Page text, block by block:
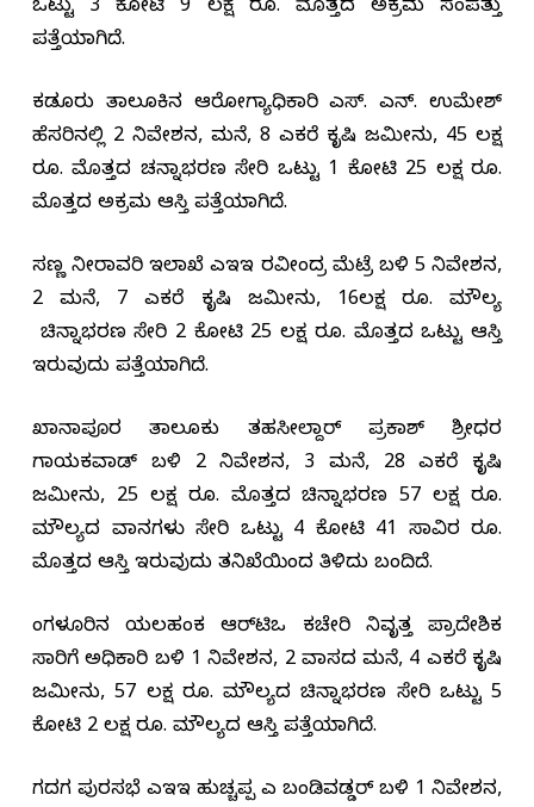
ಒಟ್ಟು 3 ಕೋಟಿ 9 ಲಕ್ಷ ರೂ. ಮೊತ್ತದ ಅಕ್ರಮ ಸಂಪತ್ತು
ಪತ್ತೆಯಾಗಿದೆ.
ಕಡೂರು ತಾಲೂಕಿನ ಆರೋಗ್ಯಾಧಿಕಾರಿ ಎಸ್. ಎನ್. ಉಮೇಶ್
ಹೆಸರಿನಲ್ಲಿ 2 ನಿವೇಶನ, ಮನೆ, 8 ಎಕರೆ ಕೃಷಿ ಜಮೀನು, 45 ಲಕ್ಷ
ರೂ. ಮೊತ್ತದ ಚನ್ನಾಭರಣ ಸೇರಿ ಒಟ್ಟು 1 ಕೋಟಿ 25 ಲಕ್ಷ ರೂ.
ಮೊತ್ತದ ಅಕ್ರಮ ಆಸ್ತಿ ಪತ್ತೆಯಾಗಿದೆ.
ಸಣ್ಣ ನೀರಾವರಿ ಇಲಾಖೆ ಎಇಇ ರವೀಂದ್ರ ಮೆಟ್ರೆ ಬಳಿ 5 ನಿವೇಶನ,
2 ಮನೆ, 7 ಎಕರೆ ಕೃಷಿ ಜಮೀನು, 16ಲಕ್ಷ ರೂ. ಮೌಲ್ಯ
ಚಿನ್ನಾಭರಣ ಸೇರಿ 2 ಕೋಟಿ 25 ಲಕ್ಷ ರೂ. ಮೊತ್ತದ ಒಟ್ಟು ಆಸ್ತಿ
ಇರುವುದು ಪತ್ತೆಯಾಗಿದೆ.
ಖಾನಾಪೂರ ತಾಲೂಕು ತಹಸೀಲ್ದಾರ್ ಪ್ರಕಾಶ್ ಶ್ರೀಧರ
ಗಾಯಕವಾಡ್ ಬಳಿ 2 ನಿವೇಶನ, 3 ಮನೆ, 28 ಎಕರೆ ಕೃಷಿ
ಜಮೀನು, 25 ಲಕ್ಷ ರೂ. ಮೊತ್ತದ ಚಿನ್ನಾಭರಣ 57 ಲಕ್ಷ ರೂ.
ಮೌಲ್ಯದ ವಾನಗಳು ಸೇರಿ ಒಟ್ಟು 4 ಕೋಟಿ 41 ಸಾವಿರ ರೂ.
ಮೊತ್ತದ ಆಸ್ತಿ ಇರುವುದು ತನಿಖೆಯಿಂದ ತಿಳಿದು ಬಂದಿದೆ.
ಬೆಂಗಳೂರಿನ ಯಲಹಂಕ ಆರ್‌ಟಿಒ ಕಚೇರಿ ನಿವೃತ್ತ ಪ್ರಾದೇಶಿಕ
ಸಾರಿಗೆ ಅಧಿಕಾರಿ ಬಳಿ 1 ನಿವೇಶನ, 2 ವಾಸದ ಮನೆ, 4 ಎಕರೆ ಕೃಷಿ
ಜಮೀನು, 57 ಲಕ್ಷ ರೂ. ಮೌಲ್ಯದ ಚಿನ್ನಾಭರಣ ಸೇರಿ ಒಟ್ಟು 5
ಕೋಟಿ 2 ಲಕ್ಷ ರೂ. ಮೌಲ್ಯದ ಆಸ್ತಿ ಪತ್ತೆಯಾಗಿದೆ.
ಗದಗ ಪುರಸಭೆ ಎಇಇ ಹುಚ್ಚಪ್ಪ ಎ ಬಂಡಿವಡ್ಡರ್ ಬಳಿ 1 ನಿವೇಶನ,